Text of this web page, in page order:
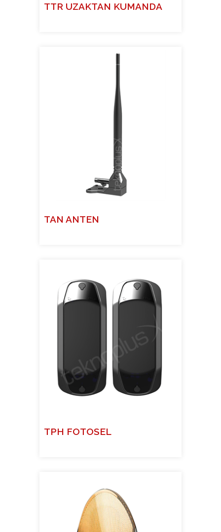
TTR UZAKTAN KUMANDA
TAN ANTEN
TPH FOTOSEL